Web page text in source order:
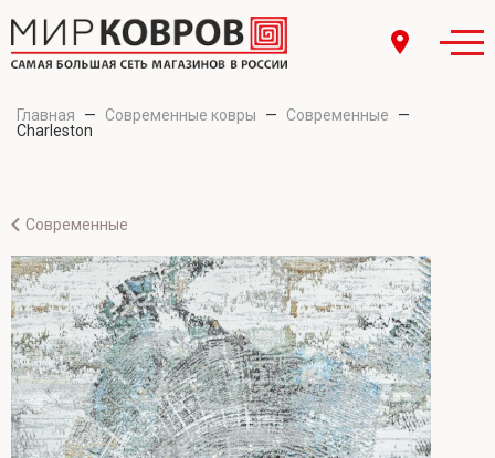
Главная — Современные ковры — Современные
—
Charleston
Современные